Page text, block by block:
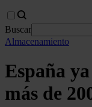
Buscar
Almacenamiento
España
más de